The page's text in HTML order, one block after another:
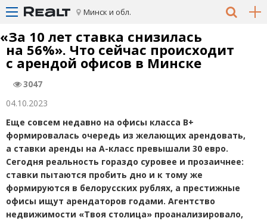
Минск и обл.
«За 10 лет ставка снизилась
на 56%». Что сейчас происходит
с арендой офисов в Минске
3047
04.10.2023
Еще совсем недавно на офисы класса В+
формировалась очередь из желающих арендовать,
а ставки аренды на А-класс превышали 30 евро.
Сегодня реальность гораздо суровее и прозаичнее:
ставки пытаются пробить дно и к тому же
формируются в белорусских рублях, а престижные
офисы ищут арендаторов годами. Агентство
недвижимости «Твоя столица» проанализировало,